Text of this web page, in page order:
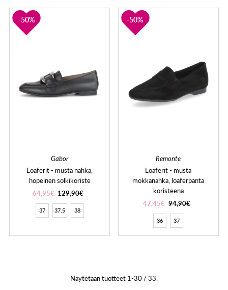
50%
Gabor
Loaferit - musta nahka,
hopeinen solkikoriste
64,95€ 129,90€
37 37,5 38
50%
Remonte
Loaferit - musta
mokkanahka, loaferpanta
koristeena
47,45€ 94,90€
36 37
Näytetään tuotteet 1-30 / 33.